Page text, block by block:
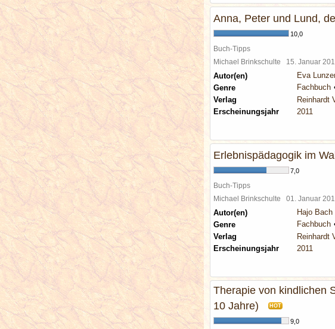
Anna, Peter und Lund,
10,0
Buch-Tipps
Michael Brinkschulte 15. Januar
Autor(en) Eva
Genre
Fachbuch
Verlag
Reinhardt
Erscheinungsjahr
2011
Erlebnispädagogik im
7,0
Buch-Tipps
Michael Brinkschulte 01. Januar
Autor(en) Hajo Bach
Genre
Fachbuch
Verlag
Reinhardt
Erscheinungsjahr
2011
Therapie von kindlichen
10 Jahre)
HOT
9,0